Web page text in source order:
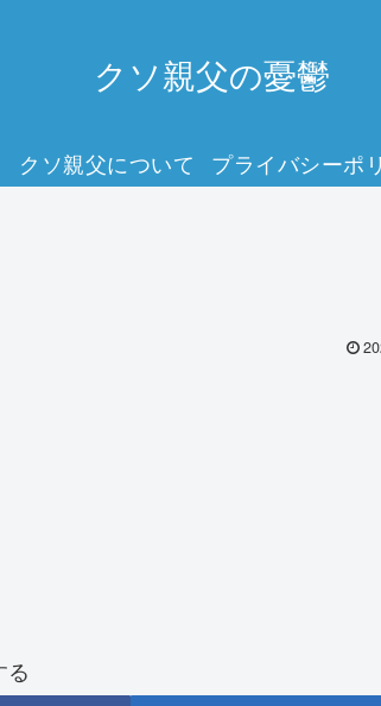
クソ親父の憂鬱
クソ親父について
る